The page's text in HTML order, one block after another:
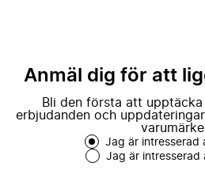
Anmäl dig för att
Bli den första att upptäcka
erbjudanden och
Jag är intresserad
Jag är intresserad